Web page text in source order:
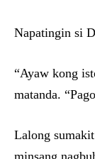
Napatingin si
“Ayaw kong
matanda.
Lalong